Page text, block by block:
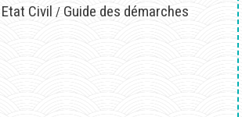
Etat Civil / Guide des démarches